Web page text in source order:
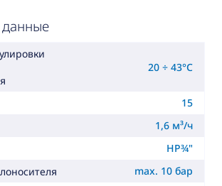
данные
20 ÷ 43°C
15
1,6 м³/ч
НР¾"
max. 10 бар